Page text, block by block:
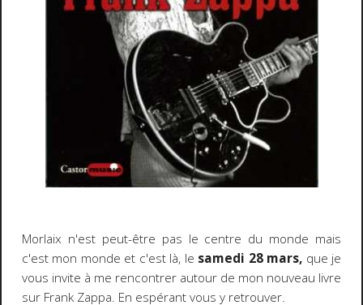
Morlaix n'est peut-être pas le centre du monde mais
c'est mon monde et c'est là, le samedi 28 mars, que je
vous invite à me rencontrer autour de mon nouveau livre
sur Frank Zappa. En espérant vous y retrouver.